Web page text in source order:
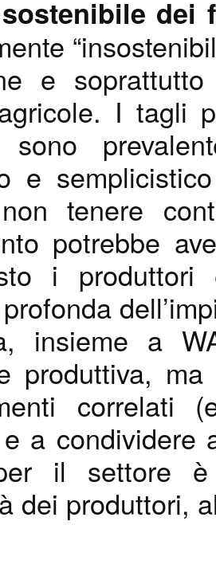
dei
e
I tagli
sono
e
tenere
potrebbe
i produttori
insieme a
produttiva,
correlati
a condividere
il settore
dei produttori,